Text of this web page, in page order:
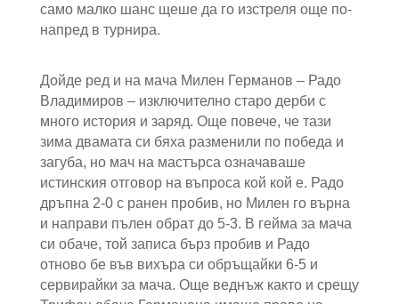
само малко шанс щеше да го изстреля още по-
напред в турнира.
Дойде ред и на мача Милен Германов – Радо
Владимиров – изключително старо дерби с
много история и заряд. Още повече, че тази
зима двамата си бяха разменили по победа и
загуба, но мач на мастърса означаваше
истинския отговор на въпроса кой кой е. Радо
дръпна 2-0 с ранен пробив, но Милен го върна
и направи пълен обрат до 5-3. В гейма за мача
си обаче, той записа бърз пробив и Радо
отново бе във вихъра си обръщайки 6-5 и
сервирайки за мача. Още веднъж както и срещу